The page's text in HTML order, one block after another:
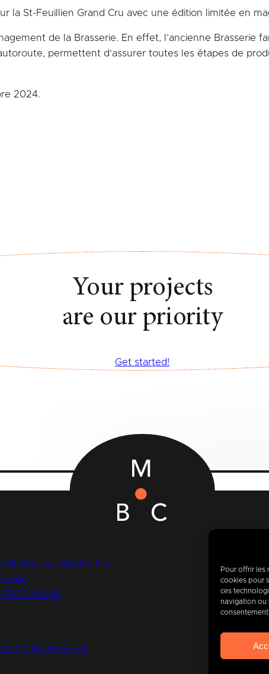
Pour offrir les
cookies pour
ces
navigation ou
la St-Feuillien Grand Cru avec une édition limitée en
de la Brasserie. En effet, l’ancienne Brasserie
permettent d’assurer toutes les étapes de
2024.
Your projects
are our priority
Get started!
14 Rue des Quatre Fils
7000 MONS
(0) 65 39 95 70
to